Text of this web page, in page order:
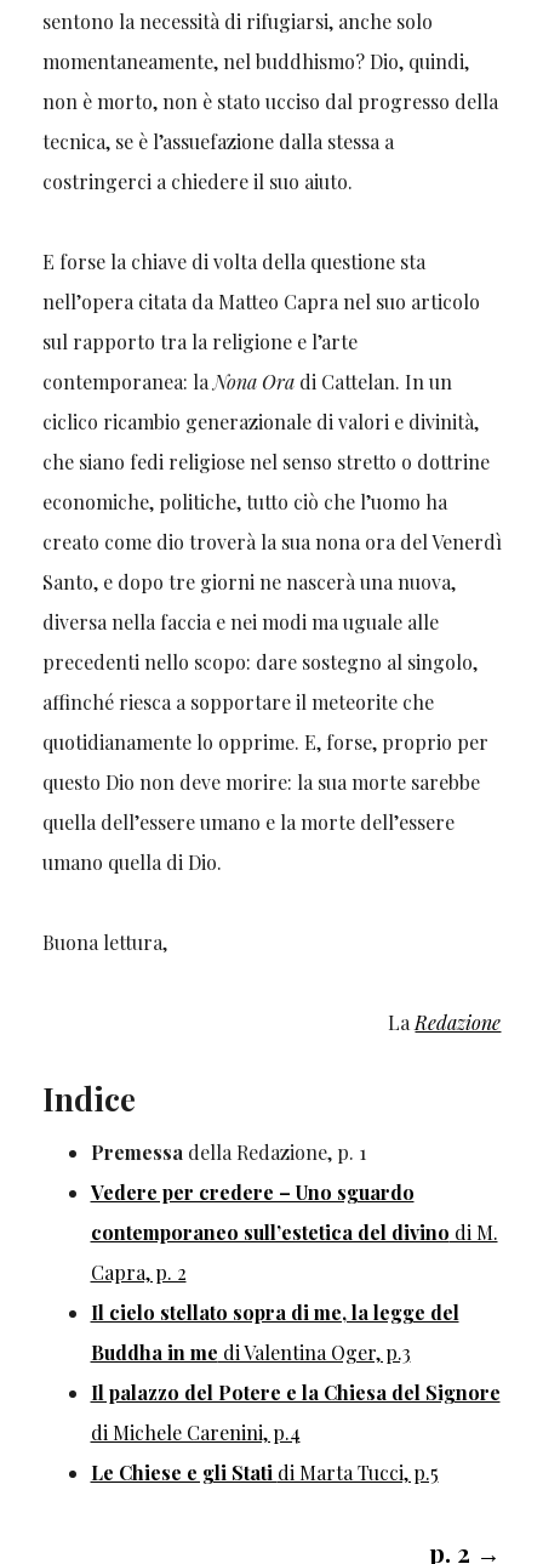
sentono la necessità di rifugiarsi, anche solo
momentaneamente, nel buddhismo? Dio, quindi,
non è morto, non è stato ucciso dal progresso della
tecnica, se è l’assuefazione dalla stessa a
costringerci a chiedere il suo aiuto.
E forse la chiave di volta della questione sta
nell’opera citata da Matteo Capra nel suo articolo
sul rapporto tra la religione e l’arte
contemporanea: laNona Oradi Cattelan. In un
ciclico ricambio generazionale di valori e divinità,
che siano fedi religiose nel senso stretto o dottrine
economiche, politiche, tutto ciò che l’uomo ha
creato come dio troverà la sua nona ora del Venerdì
Santo, e dopo tre giorni ne nascerà una nuova,
diversa nella faccia e nei modi ma uguale alle
precedenti nello scopo: dare sostegno al singolo,
affinché riesca a sopportare il meteorite che
quotidianamente lo opprime. E, forse, proprio per
questo Dio non deve morire: la sua morte sarebbe
quella dell’essere umano e la morte dell’essere
umano quella di Dio.
Buona lettura,
LaRedazione
Indice
Premessa della Redazione, p. 1
Vedere per credere – Uno sguardo
contemporaneo sull’estetica del divino di M.
Capra, p. 2
Il cielo stellato sopra di me, la legge del
Buddha in me di Valentina Oger, p.3
Il palazzo del Potere e la Chiesa del Signore
di Michele Carenini, p.4
Le Chiese e gli Stati di Marta Tucci, p.5
p. 2 →